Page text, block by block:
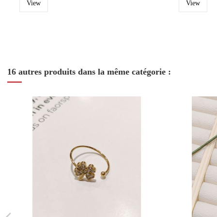
View View
16 autres produits dans la même catégorie :